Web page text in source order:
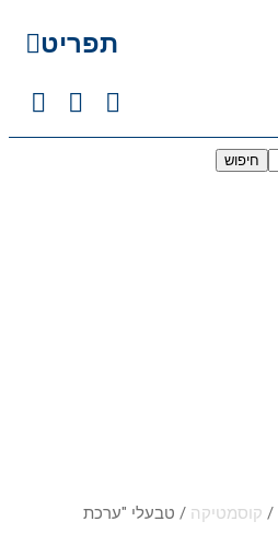
תפריט
חיפוש
/ קוסמטיקה / טבעלי "ערכת